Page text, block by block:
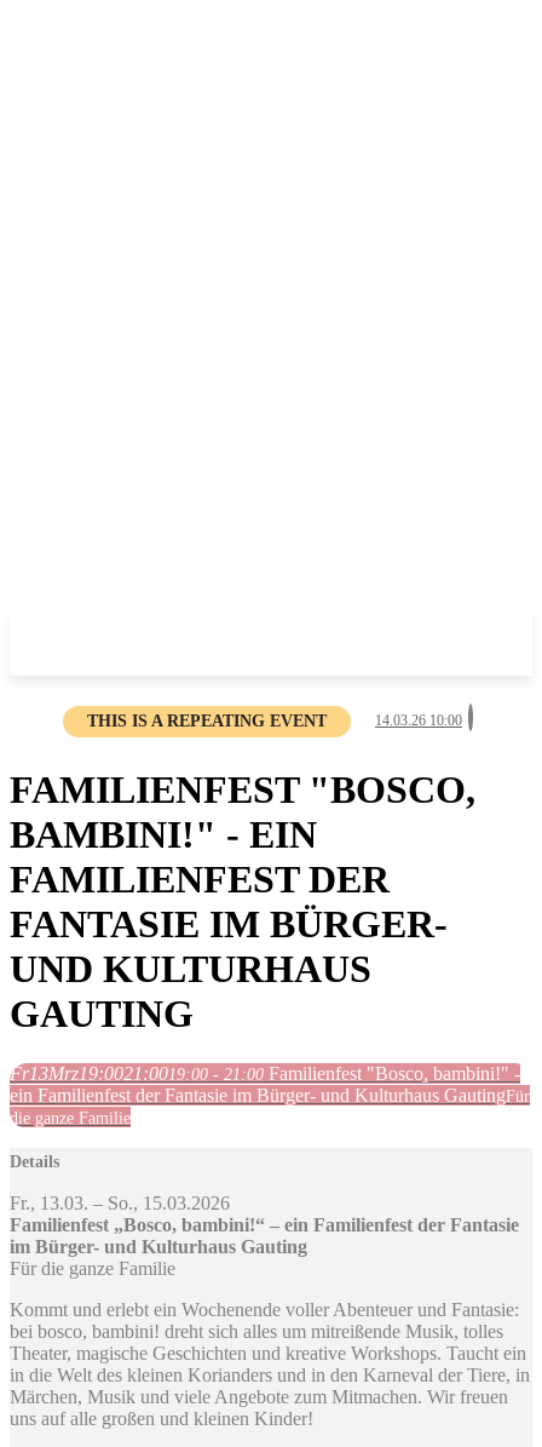
THIS IS A REPEATING EVENT 14.03.26 10:00
FAMILIENFEST "BOSCO,
BAMBINI!" - EIN
FAMILIENFEST DER
FANTASIE IM BÜRGER-
UND KULTURHAUS
GAUTING
Fr13Mrz19:0021:0019:00 - 21:00 Familienfest "Bosco, bambini!" -
ein Familienfest der Fantasie im Bürger- und Kulturhaus GautingFür
die ganze Familie
Details
Fr., 13.03. – So., 15.03.2026
Familienfest „Bosco, bambini!“ – ein Familienfest der Fantasie
im Bürger- und Kulturhaus Gauting
Für die ganze Familie
Kommt und erlebt ein Wochenende voller Abenteuer und Fantasie:
bei bosco, bambini! dreht sich alles um mitreißende Musik, tolles
Theater, magische Geschichten und kreative Workshops. Taucht ein
in die Welt des kleinen Korianders und in den Karneval der Tiere, in
Märchen, Musik und viele Angebote zum Mitmachen. Wir freuen
uns auf alle großen und kleinen Kinder!